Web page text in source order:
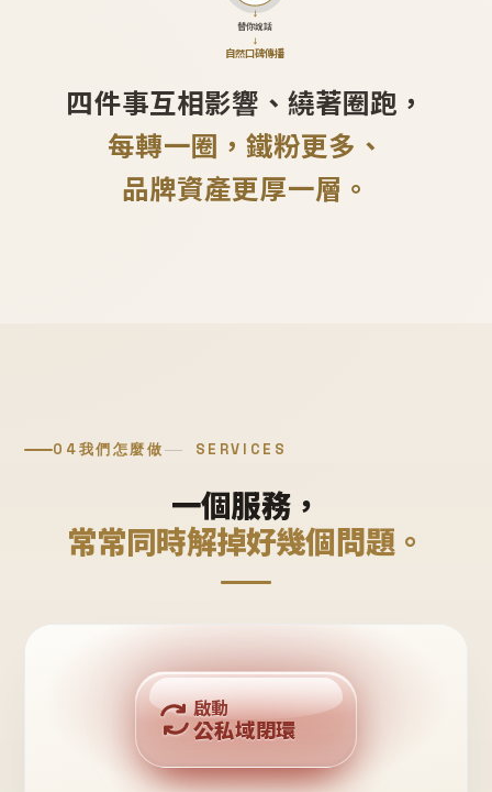
↓
替你說話
↓
自然口碑傳播
四件事互相影響、繞著圈跑，
每轉一圈，鐵粉更多、
品牌資產更厚一層。
04我們怎麼做 SERVICES
一個服務，
常常同時解掉好幾個問題。
公域流量
私域鐵粉
回購複利
啟動
公私域閉環